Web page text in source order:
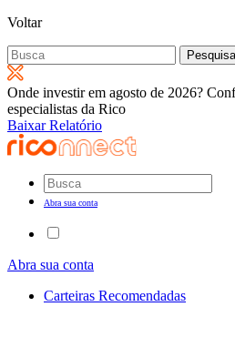
Voltar
Pesquisar
por:
Onde investir em agosto de 2026?
especialistas da Rico
Baixar Relatório
Abra sua conta
Abra sua conta
Carteiras Recomendadas